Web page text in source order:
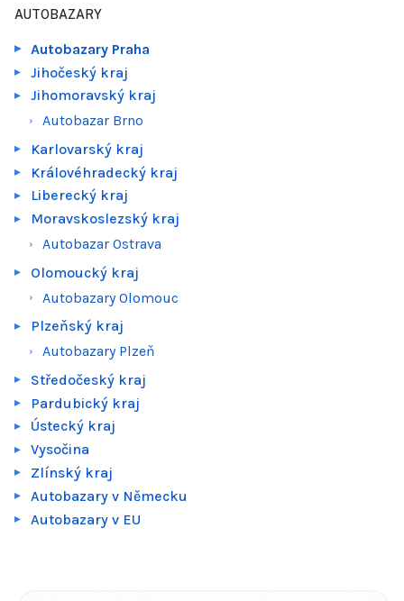
AUTOBAZARY
Autobazary Praha
Jihočeský kraj
Jihomoravský kraj
Autobazar Brno
Karlovarský kraj
Královéhradecký kraj
Liberecký kraj
Moravskoslezský kraj
Autobazar Ostrava
Olomoucký kraj
Autobazary Olomouc
Plzeňský kraj
Autobazary Plzeň
Středočeský kraj
Pardubický kraj
Ústecký kraj
Vysočina
Zlínský kraj
Autobazary v Německu
Autobazary v EU